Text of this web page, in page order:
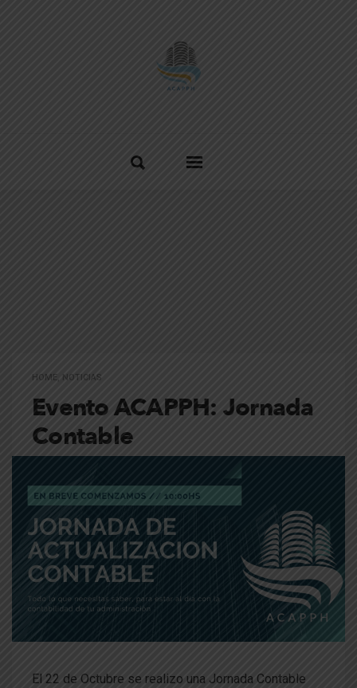
HOME NOTICIAS
Evento ACAPPH: Jornada
Contable
El 22 de Octubre se realizo una Jornada Contable